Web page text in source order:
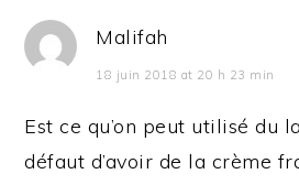
Malifah
18 juin 2018 at 20 h 23 min
Est ce qu’on peut utilisé du
défaut d’avoir de la crème